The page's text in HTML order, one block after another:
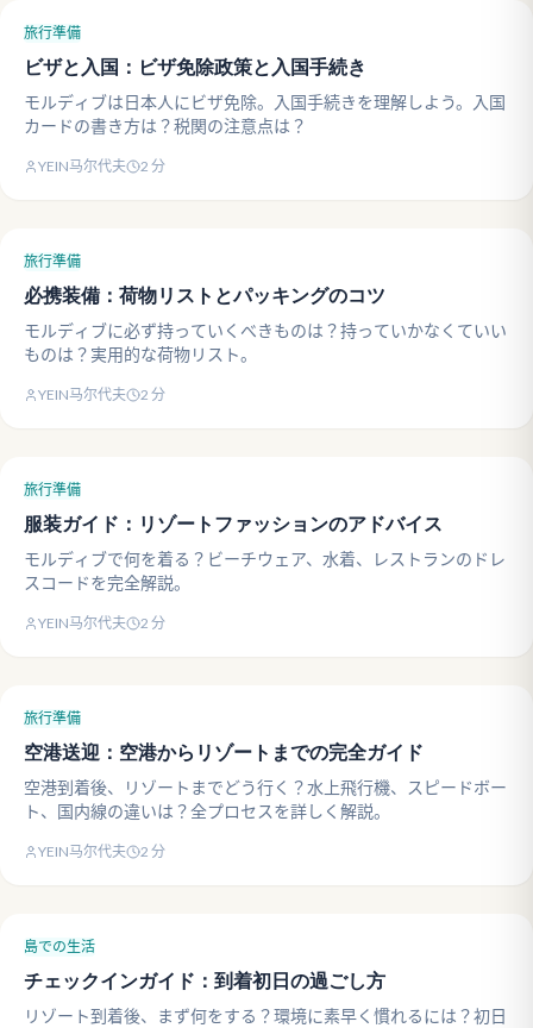
旅行準備
ビザと入国：ビザ免除政策と入国手続き
モルディブは日本人にビザ免除。入国手続きを理解しよう。入国
カードの書き方は？税関の注意点は？
YEIN马尔代夫 2 分
旅行準備
必携装備：荷物リストとパッキングのコツ
モルディブに必ず持っていくべきものは？持っていかなくていい
ものは？実用的な荷物リスト。
YEIN马尔代夫 2 分
旅行準備
服装ガイド：リゾートファッションのアドバイス
モルディブで何を着る？ビーチウェア、水着、レストランのドレ
スコードを完全解説。
YEIN马尔代夫 2 分
旅行準備
空港送迎：空港からリゾートまでの完全ガイド
空港到着後、リゾートまでどう行く？水上飛行機、スピードボー
ト、国内線の違いは？全プロセスを詳しく解説。
YEIN马尔代夫 2 分
島での生活
チェックインガイド：到着初日の過ごし方
リゾート到着後、まず何をする？環境に素早く慣れるには？初日